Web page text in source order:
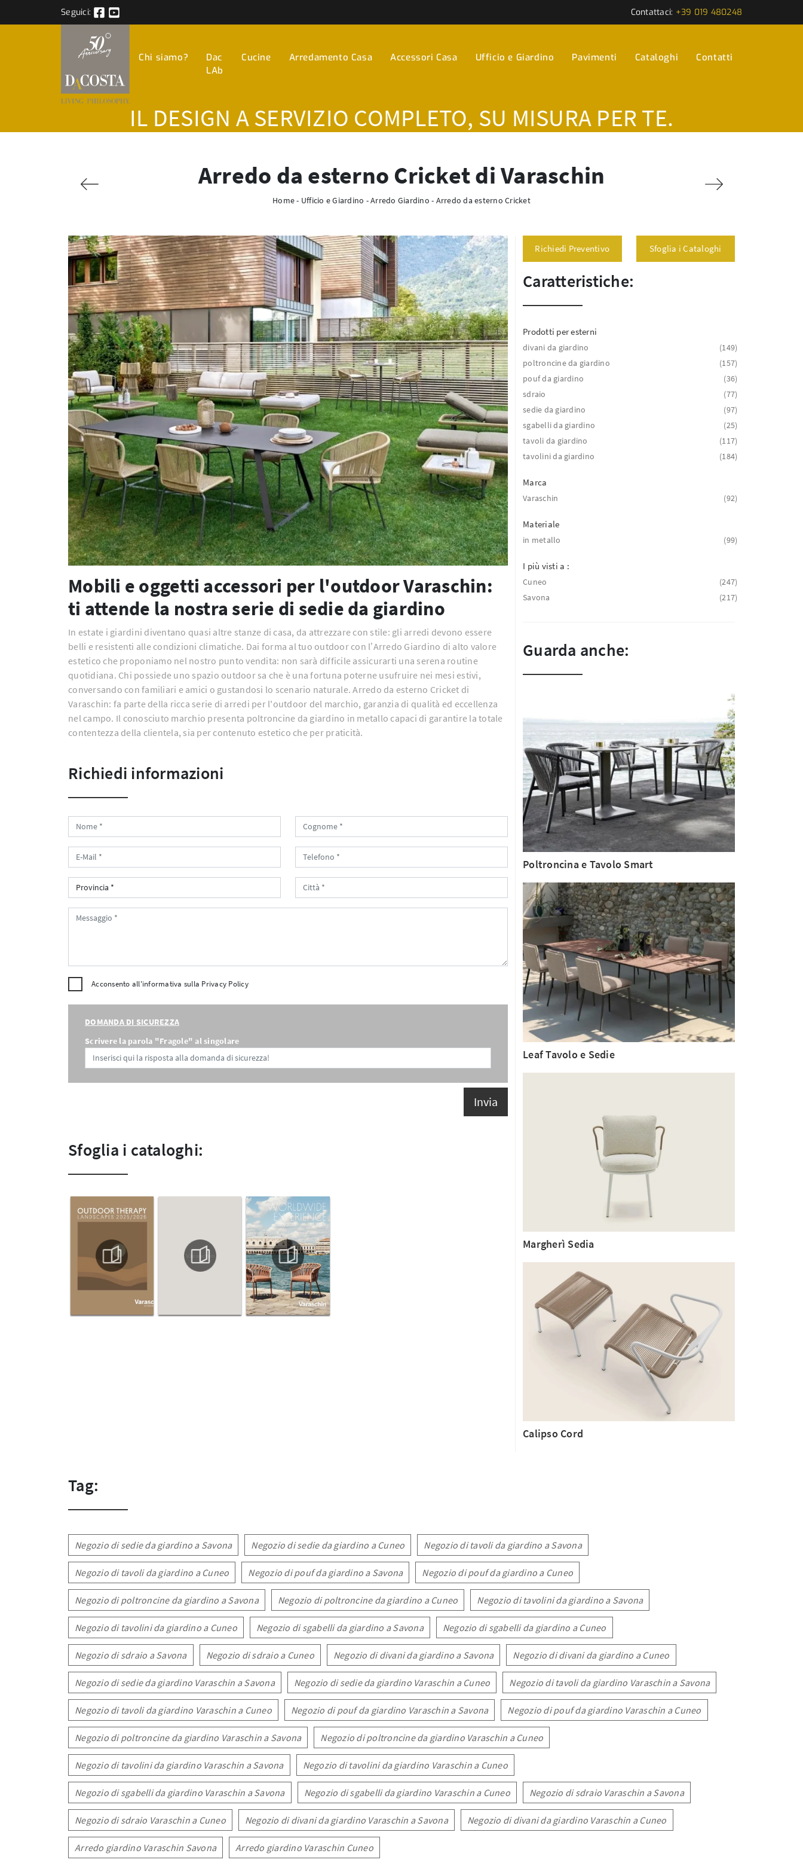
Seguici: Contattaci: +39 019 480248
Chi siamo?
Dac
LAb
Cucine Arredamento Casa Accessori Casa Ufficio e Giardino Pavimenti Cataloghi Contatti
IL DESIGN A SERVIZIO COMPLETO, SU MISURA PER TE.
Arredo da esterno Cricket di Varaschin
Home- Ufficio e Giardino -Arredo Giardino - Arredo da esterno Cricket
Mobili e oggetti accessori per l'outdoor Varaschin:
ti attende la nostra serie di sedie da giardino
In estate i giardini diventano quasi altre stanze di casa, da attrezzare con stile: gli arredi devono essere
belli e resistenti alle condizioni climatiche. Dai forma al tuo outdoor con l’Arredo Giardino di alto valore
estetico che proponiamo nel nostro punto vendita: non sarà difficile assicurarti una serena routine
quotidiana. Chi possiede uno spazio outdoor sa che è una fortuna poterne usufruire nei mesi estivi,
conversando con familiari e amici o gustandosi lo scenario naturale. Arredo da esterno Cricket di
Varaschin: fa parte della ricca serie di arredi per l'outdoor del marchio, garanzia di qualità ed eccellenza
nel campo. Il conosciuto marchio presenta poltroncine da giardino in metallo capaci di garantire la totale
contentezza della clientela, sia per contenuto estetico che per praticità.
Richiedi informazioni
Acconsento all'informativa sulla Privacy Policy
DOMANDA DI SICUREZZA
Scrivere la parola "Fragole" al singolare
Invia
Sfoglia i cataloghi:
Richiedi Preventivo Sfoglia i Cataloghi
Caratteristiche:
Prodotti per esterni
divani da giardino
149
poltroncine da giardino
157
pouf da giardino
36
sdraio
77
sedie da giardino
97
sgabelli da giardino
25
tavoli da giardino
117
tavolini da giardino
184
Marca
Varaschin 92
Materiale
in metallo 99
I più visti a :
Cuneo
247
Savona
217
Guarda anche:
Poltroncina e Tavolo Smart
Leaf Tavolo e Sedie
Margherì Sedia
Calipso Cord
Tag:
Negozio di sedie da giardino a Savona Negozio di sedie da giardino a Cuneo Negozio di tavoli da giardino a Savona
Negozio di tavoli da giardino a Cuneo Negozio di pouf da giardino a Savona Negozio di pouf da giardino a Cuneo
Negozio di poltroncine da giardino a Savona Negozio di poltroncine da giardino a Cuneo Negozio di tavolini da giardino a Savona
Negozio di tavolini da giardino a Cuneo Negozio di sgabelli da giardino a Savona Negozio di sgabelli da giardino a Cuneo
Negozio di sdraio a Savona Negozio di sdraio a Cuneo Negozio di divani da giardino a Savona Negozio di divani da giardino a Cuneo
Negozio di sedie da giardino Varaschin a Savona Negozio di sedie da giardino Varaschin a Cuneo Negozio di tavoli da giardino Varaschin a Savona
Negozio di tavoli da giardino Varaschin a Cuneo Negozio di pouf da giardino Varaschin a Savona Negozio di pouf da giardino Varaschin a Cuneo
Negozio di poltroncine da giardino Varaschin a Savona Negozio di poltroncine da giardino Varaschin a Cuneo
Negozio di tavolini da giardino Varaschin a Savona Negozio di tavolini da giardino Varaschin a Cuneo
Negozio di sgabelli da giardino Varaschin a Savona Negozio di sgabelli da giardino Varaschin a Cuneo Negozio di sdraio Varaschin a Savona
Negozio di sdraio Varaschin a Cuneo Negozio di divani da giardino Varaschin a Savona Negozio di divani da giardino Varaschin a Cuneo
Arredo giardino Varaschin Savona Arredo giardino Varaschin Cuneo